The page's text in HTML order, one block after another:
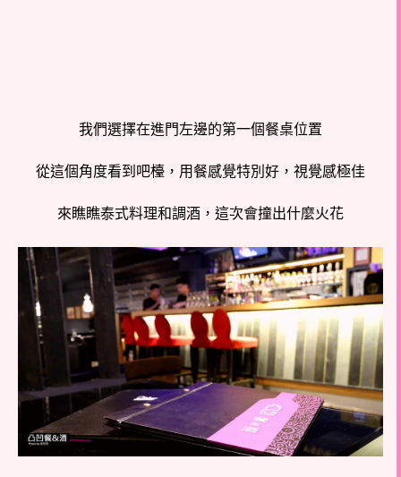
我們選擇在進門左邊的第一個餐桌位置
從這個角度看到吧檯，用餐感覺特別好，視覺感極佳
來瞧瞧泰式料理和調酒，這次會撞出什麼火花